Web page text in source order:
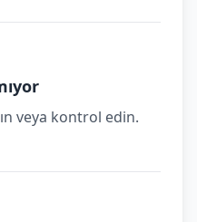
veya kontrol edin.